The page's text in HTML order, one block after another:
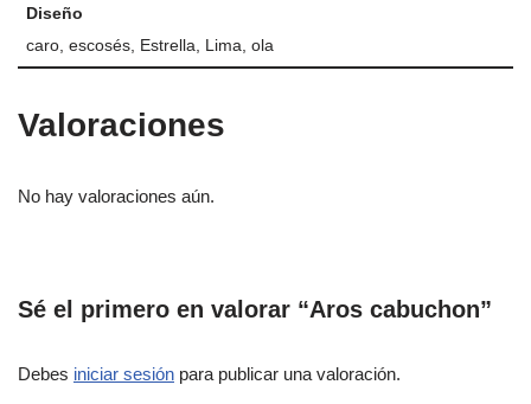
Diseño
caro, escosés, Estrella, Lima, ola
Valoraciones
No hay valoraciones aún.
Sé el primero en valorar “Aros cabuchon”
Debes iniciar sesión para publicar una valoración.